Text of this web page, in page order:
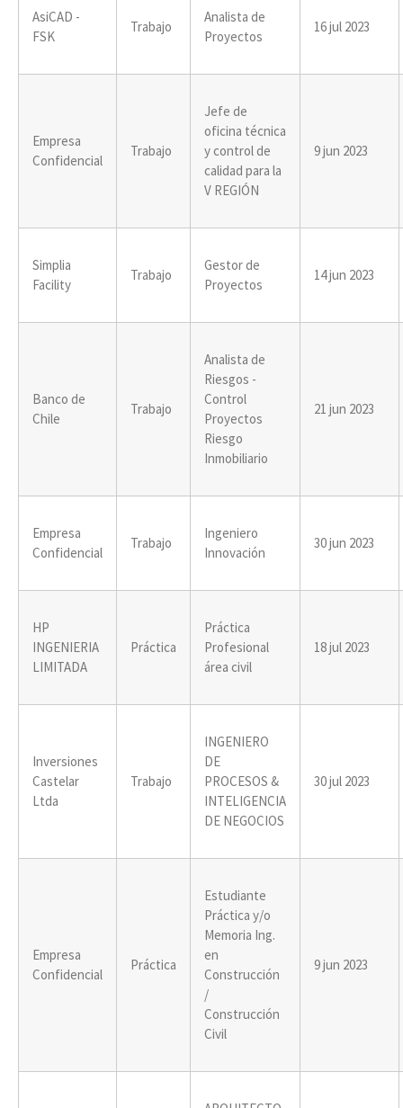
AsiCAD -
FSK
Trabajo
Analista de
Proyectos
16 jul 2023
Empresa
Confidencial
Trabajo
Jefe de
oficina técnica
y control de
calidad para la
V REGIÓN
9 jun 2023
Simplia
Facility
Trabajo
Gestor de
Proyectos
14 jun 2023
Banco de
Chile
Trabajo
Analista de
Riesgos -
Control
Proyectos
Riesgo
Inmobiliario
21 jun 2023
Empresa
Confidencial
Trabajo
Ingeniero
Innovación
30 jun 2023
HP
INGENIERIA
LIMITADA
Práctica
Práctica
Profesional
área civil
18 jul 2023
Inversiones
Castelar
Ltda
Trabajo
INGENIERO
DE
PROCESOS &
INTELIGENCIA
DE NEGOCIOS
30 jul 2023
Empresa
Confidencial
Práctica
Estudiante
Práctica y/o
Memoria Ing.
en
Construcción
/
Construcción
Civil
9 jun 2023